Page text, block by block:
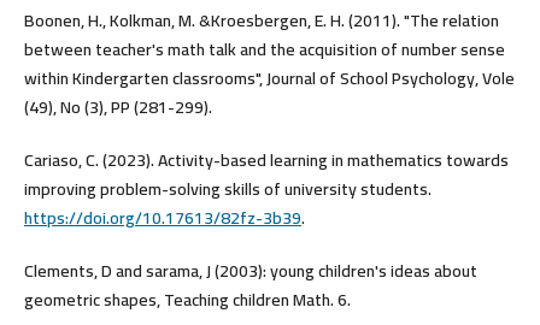
Boonen, H., Kolkman, M. &Kroesbergen, E. H. (2011). "The relation
between teacher's math talk and the acquisition of number sense
within Kindergarten classrooms", Journal of School Psychology, Vole
(49), No (3), PP (281-299).
Cariaso, C. (2023). Activity-based learning in mathematics towards
improving problem-solving skills of university students.
https://doi.org/10.17613/82fz-3b39.
Clements, D and sarama, J (2003): young children's ideas about
geometric shapes, Teaching children Math. 6.